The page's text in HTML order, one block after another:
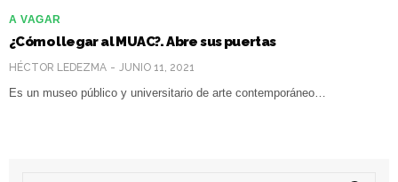
A VAGAR
¿Cómo llegar al MUAC?. Abre sus puertas
HÉCTOR LEDEZMA JUNIO 11, 2021
Es un museo público y universitario de arte contemporáneo…